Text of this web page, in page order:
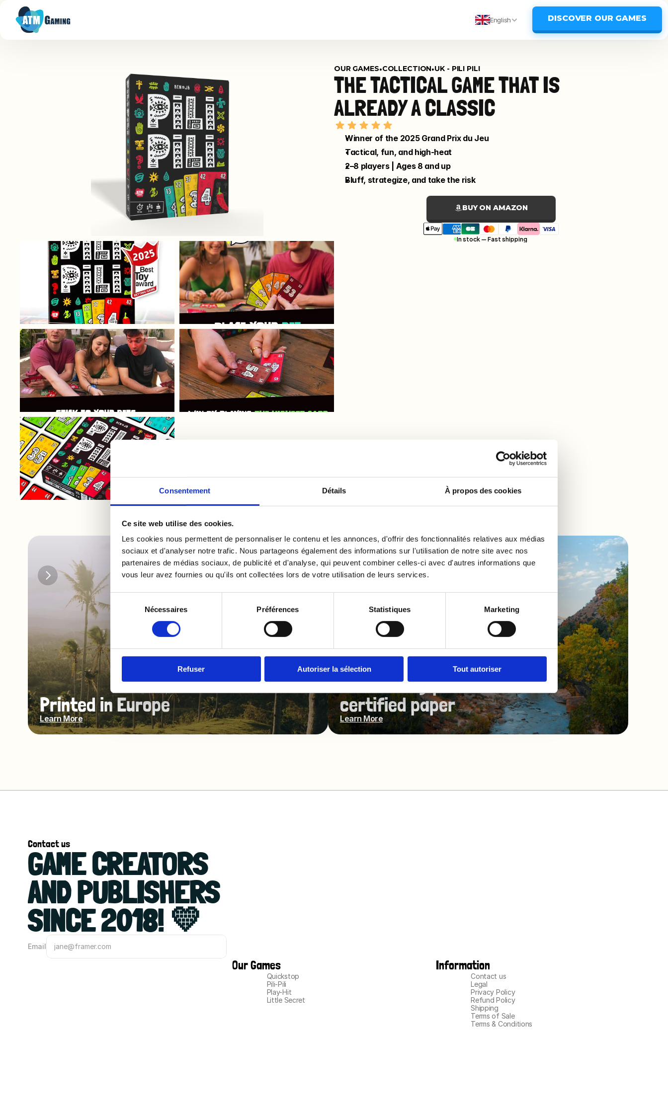
Consentement Détails À propos des cookies
Ce site web utilise des cookies.
Les cookies nous permettent de personnaliser le contenu et les annonces, d'offrir des fonctionnalités relatives aux médias
sociaux et d'analyser notre trafic. Nous partageons également des informations sur l'utilisation de notre site avec nos
partenaires de médias sociaux, de publicité et d'analyse, qui peuvent combiner celles-ci avec d'autres informations que
vous leur avez fournies ou qu'ils ont collectées lors de votre utilisation de leurs services.
consentement
Nécessaires Préférences Statistiques Marketing
Refuser Autoriser la sélection Tout autoriser
English DISCOVER OUR GAMES
OUR GAMES•COLLECTION•UK - PILI PILI
THE TACTICAL GAME THAT IS
ALREADY A CLASSIC
Winner of the 2025 Grand Prix du Jeu
Tactical, fun, and high-heat
2–8 players | Ages 8 and up
Bluff, strategize, and take the risk
BUY ON AMAZON
In stock — Fast shipping
Printed in Europe
Learn More
Sustainably printed on FSC-
certified paper
Learn More
Contact us
GAME CREATORS
AND PUBLISHERS
SINCE 2018! 💛
Email
Our Games
Quickstop
Pili-Pili
Play-Hit
Little Secret
Information
Contact us
Legal
Privacy Policy
Refund Policy
Shipping
Terms of Sale
Terms & Conditions